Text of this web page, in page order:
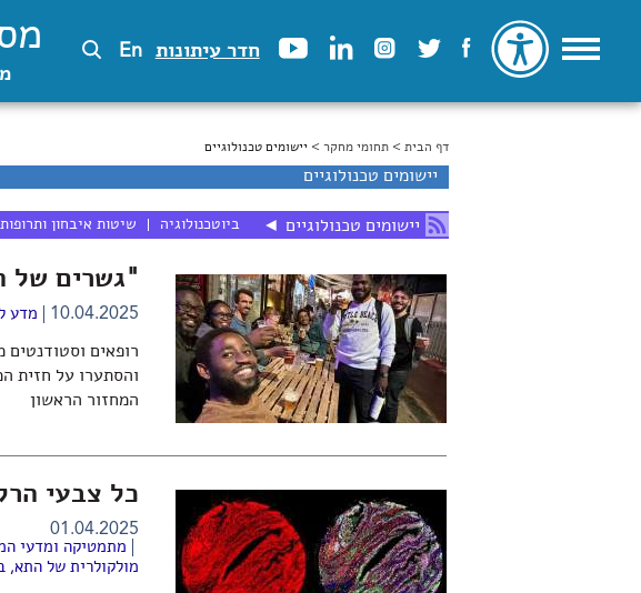
חדר עיתונות En
הינך נמצא כאן
דף הבית >תחומי מחקר > יישומים טכנולוגיים
יישומים טכנולוגיים
יישומים טכנולוגיים ◄ ביוטכנולוגיה שיטות איבחון ותרופות
"גשרים של
10.04.2025 מדע
רופאים וסטודנטים
והסתערו על חזית
המחזור הראשון
כל צבעי
01.04.2025
מתמטיקה ומדעי
מולקולרית של התא,